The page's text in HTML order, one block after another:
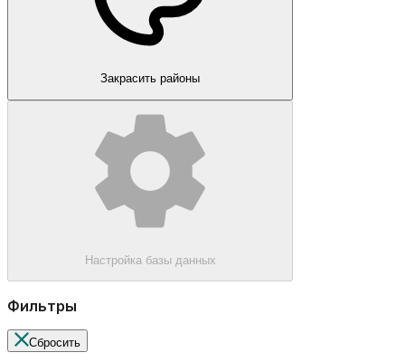
Закрасить районы
Настройка базы данных
Фильтры
Сбросить